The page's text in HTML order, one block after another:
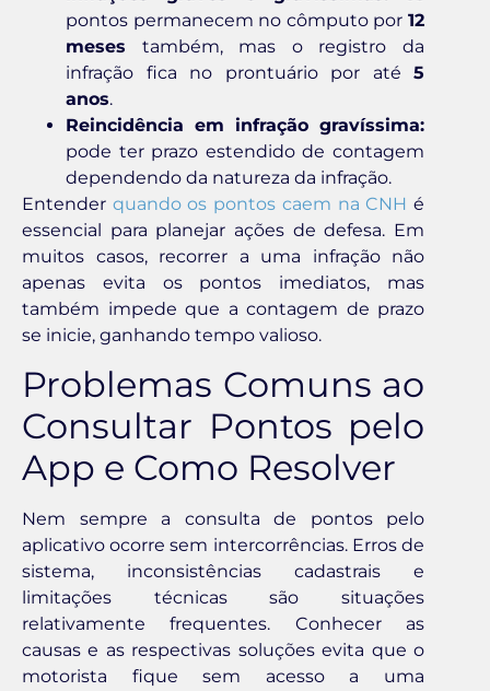
pontos permanecem no cômputo por 12
meses também, mas o registro da
infração fica no prontuário por até 5
anos.
Reincidência em infração gravíssima:
pode ter prazo estendido de contagem
dependendo da natureza da infração.
Entender quando os pontos caem na CNH é
essencial para planejar ações de defesa. Em
muitos casos, recorrer a uma infração não
apenas evita os pontos imediatos, mas
também impede que a contagem de prazo
se inicie, ganhando tempo valioso.
Problemas Comuns ao
Consultar Pontos pelo
App e Como Resolver
Nem sempre a consulta de pontos pelo
aplicativo ocorre sem intercorrências. Erros de
sistema, inconsistências cadastrais e
limitações técnicas são situações
relativamente frequentes. Conhecer as
causas e as respectivas soluções evita que o
motorista fique sem acesso a uma